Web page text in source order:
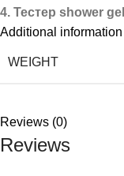
4. Тестер shower
Additional information
WEIGHT
Reviews (0)
Reviews